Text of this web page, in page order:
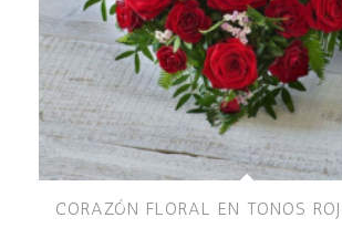
CORAZÓN FLORAL EN TONOS